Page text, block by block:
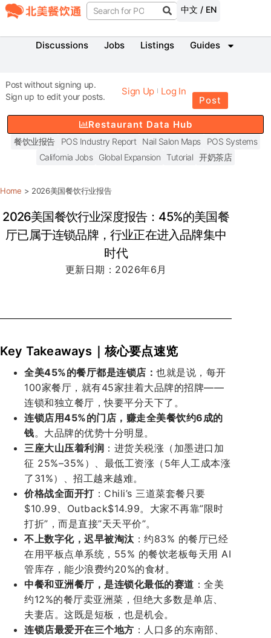
中文 / EN
Discussions Jobs Listings Guides
Post without signing up.
Sign up to edit your posts.
Sign Up
Log In
Post
Restaurant Data Hub
餐饮业报告 POS Industry Report Nail Salon Maps
POS Systems
California Jobs
Global Expansion Tutorial 开奶茶店
Home > 2026美国餐饮行业报告
2026美国餐饮行业深度报告：45%的美国餐
厅已属于连锁品牌，行业正在进入品牌集中
时代
更新日期：2026年6月
Key Takeaways｜核心要点速览
全美45%的餐厅都是连锁店： 也就是说，每开
100家餐厅，就有45家挂着大品牌的招牌——
连锁和独立餐厅，快要平分天下了。
连锁店用45%的门店，赚走全美餐饮约6成的
钱。大品牌的优势十分明显。
三座大山压着利润 ：进货关税涨（加墨进口加
征 25%–35%）、最低工资涨（5年人工成本涨
了31%）、招工越来越难。
价格战全面开打：Chili’s 三道菜套餐只要
$10.99、Outback$14.99。大家不再靠”限时
打折”，而是直接”天天平价”。
不上数字化，迟早被淘汰 ：约83% 的餐厅已经
在用平板点单系统，55% 的餐饮老板每天用 AI
管库存，能少浪费约20%的食材。
中餐和亚洲餐厅，是连锁化最低的赛道 ：全美
约12%的餐厅卖亚洲菜，但绝大多数是单店、
夫妻店。这既是短板，也是机会。
连锁店最爱开在三个地方 ：人口多的东南部、